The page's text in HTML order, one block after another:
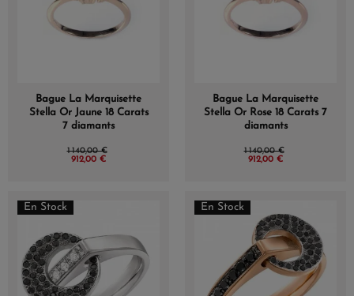
Bague La Marquisette
Stella Or Jaune 18 Carats
7 diamants
1 140,00 €
912,00 €
Bague La Marquisette
Stella Or Rose 18 Carats 7
diamants
1 140,00 €
912,00 €
En Stock En Stock